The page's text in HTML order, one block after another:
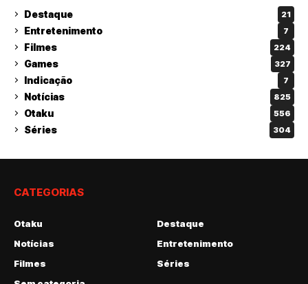
Destaque 21
Entretenimento 7
Filmes 224
Games 327
Indicação 7
Notícias 825
Otaku 556
Séries 304
CATEGORIAS
Otaku
Destaque
Notícias
Entretenimento
Filmes
Séries